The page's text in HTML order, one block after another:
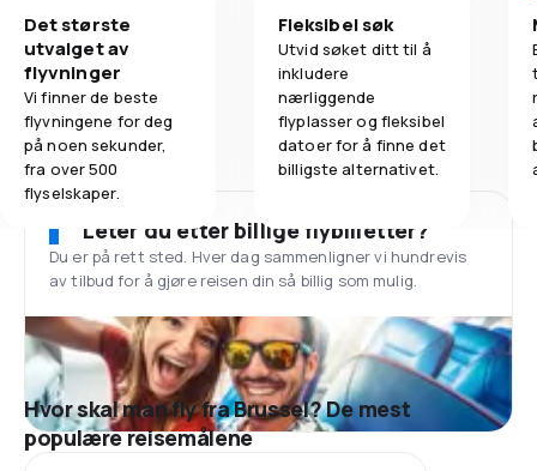
Det største
utvalget av
flyvninger
Vi finner de beste
flyvningene for deg
på noen sekunder,
fra over 500
flyselskaper.
Fleksibel søk
Utvid søket ditt til å
inkludere
nærliggende
flyplasser og fleksibel
datoer for å finne det
billigste alternativet.
Leter du etter billige flybilletter?
Du er på rett sted. Hver dag sammenligner vi hundrevis
av tilbud for å gjøre reisen din så billig som mulig.
Hvor skal man fly fra Brussel? De mest
populære reisemålene